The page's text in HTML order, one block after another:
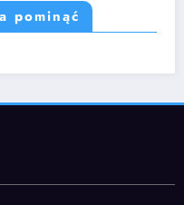
pominąć